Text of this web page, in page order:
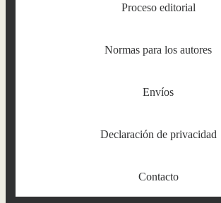
Proceso editorial
Normas para los autores
Envíos
Declaración de privacidad
Contacto